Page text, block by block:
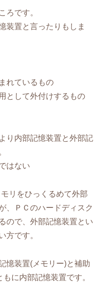
ろです。
装置と言ったりもしま
れているもの
として外付けするもの
り内部記憶装置と外部記
はない
リをひっくるめて外部
、ＰＣのハードディスク
ので、外部記憶装置とい
方です。
憶装置(メモリー)と補助
に内部記憶装置です。